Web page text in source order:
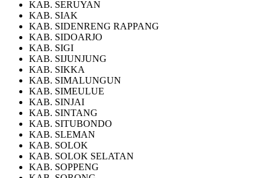
KAB. SERUYAN
KAB. SIAK
KAB. SIDENRENG RAPPANG
KAB. SIDOARJO
KAB. SIGI
KAB. SIJUNJUNG
KAB. SIKKA
KAB. SIMALUNGUN
KAB. SIMEULUE
KAB. SINJAI
KAB. SINTANG
KAB. SITUBONDO
KAB. SLEMAN
KAB. SOLOK
KAB. SOLOK SELATAN
KAB. SOPPENG